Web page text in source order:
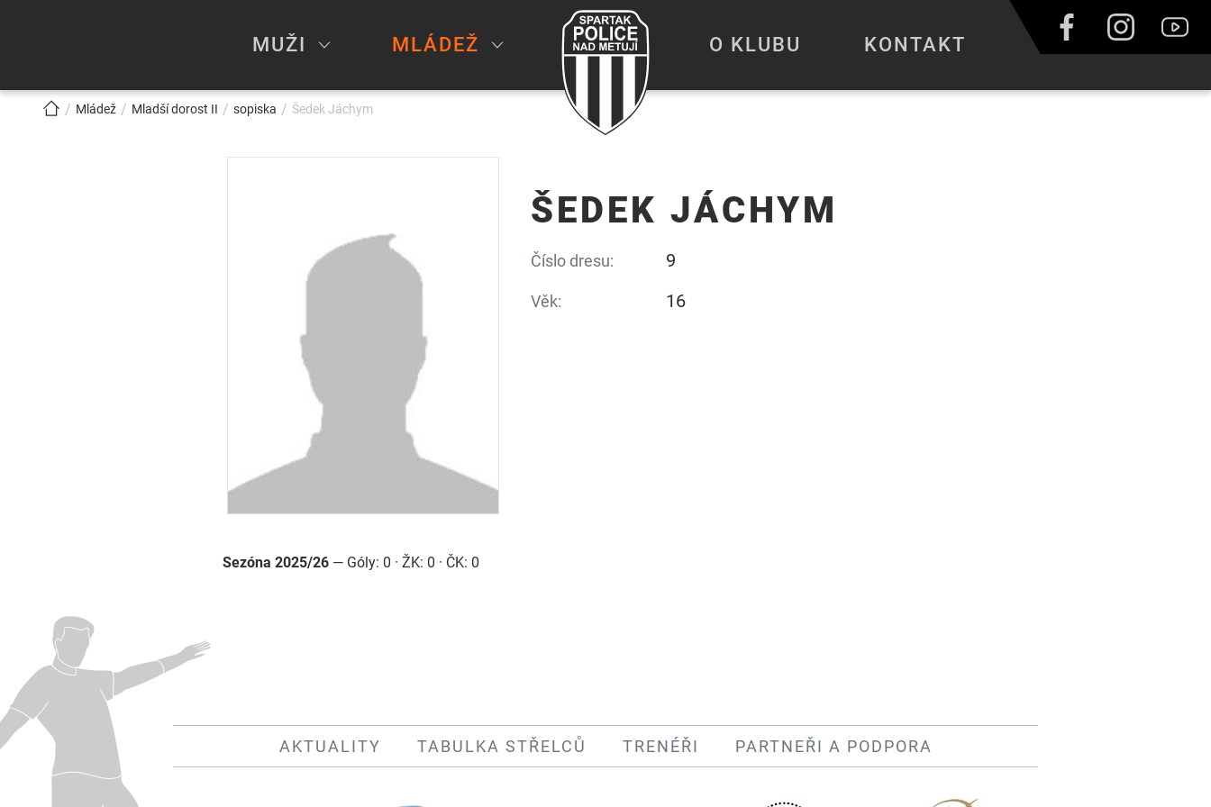
MUŽI MLÁDEŽ O KLUBU KONTAKT
!!!BREADCRUMB!!!
Mládež Mladší dorost II sopiska Šedek Jáchym
ŠEDEK JÁCHYM
Číslo dresu: 9
Věk: 16
Sezóna 2025/26 — Góly: 0 · ŽK: 0 · ČK: 0
AKTUALITY TABULKA STŘELCŮ TRENÉŘI PARTNEŘI A PODPORA